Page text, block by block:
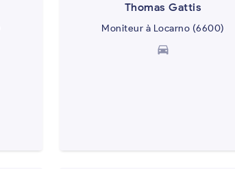
Thomas Gattis
Moniteur à Locarno (6600)
directions_car